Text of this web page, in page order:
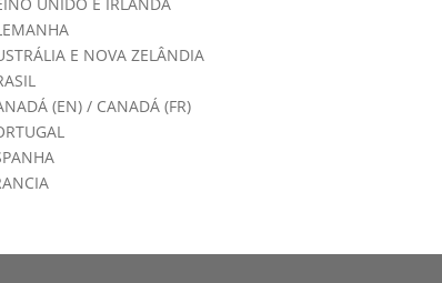
E NOVA ZELÂNDIA
(EN)/ CANADÁ (FR)